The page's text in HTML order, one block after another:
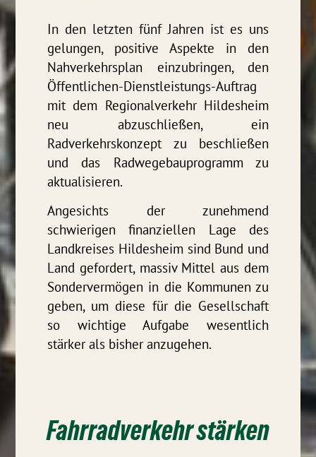
In den letzten fünf Jahren ist es uns
gelungen, positive Aspekte in den
Nahverkehrsplan einzubringen, den
Öffentlichen-Dienstleistungs-Auftrag
mit dem Regionalverkehr Hildesheim
neu abzuschließen, ein
Radverkehrskonzept zu beschließen
und das Radwegebauprogramm zu
aktualisieren.
Angesichts der zunehmend
schwierigen finanziellen Lage des
Landkreises Hildesheim sind Bund und
Land gefordert, massiv Mittel aus dem
Sondervermögen in die Kommunen zu
geben, um diese für die Gesellschaft
so wichtige Aufgabe wesentlich
stärker als bisher anzugehen.
Fahrradverkehr stärken